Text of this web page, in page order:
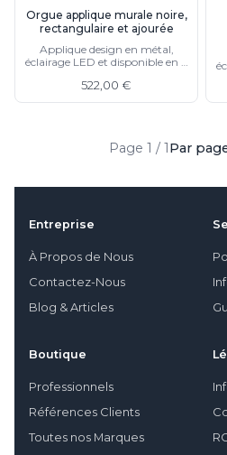
Orgue applique murale noire,
rectangulaire et ajourée
Applique design en métal,
éclairage LED et disponible en 3
522,00 €
Page 1 / 1Par
Entreprise
À Propos de Nous
Contactez-Nous
Blog & Articles
Boutique
Professionnels
Références Clients
Toutes nos Marques